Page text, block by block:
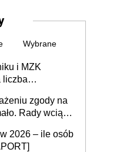
Wybrane
i MZK
liczba
zgody na
Rady wciąż
2026 – ile osób